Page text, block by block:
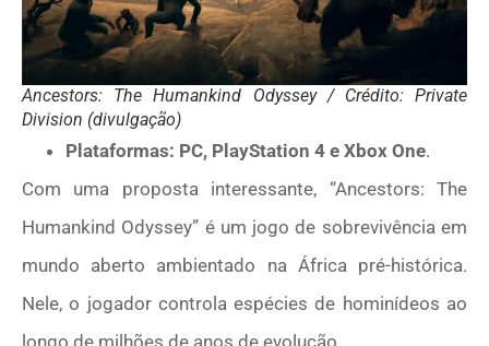
Ancestors: The Humankind Odyssey / Crédito: Private
Division (divulgação)
Plataformas: PC, PlayStation 4 e Xbox One.
Com uma proposta interessante, “Ancestors: The
Humankind Odyssey” é um jogo de sobrevivência em
mundo aberto ambientado na África pré-histórica.
Nele, o jogador controla espécies de hominídeos ao